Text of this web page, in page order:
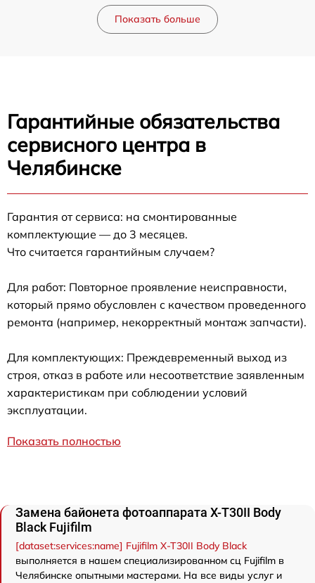
Показать больше
Гарантийные обязательства
сервисного центра в
Челябинске
Гарантия от сервиса: на смонтированные
комплектующие — до 3 месяцев.
Что считается гарантийным случаем?
Для работ: Повторное проявление неисправности,
который прямо обусловлен с качеством проведенного
ремонта (например, некорректный монтаж запчасти).
Для комплектующих: Преждевременный выход из
строя, отказ в работе или несоответствие заявленным
характеристикам при соблюдении условий
эксплуатации.
Показать полностью
Замена байонета фотоаппарата X-T30II Body
Black Fujifilm
[dataset:services:name] Fujifilm X-T30II Body Black
выполняется в нашем специализированном сц Fujifilm в
Челябинске опытными мастерами. На все виды услуг и